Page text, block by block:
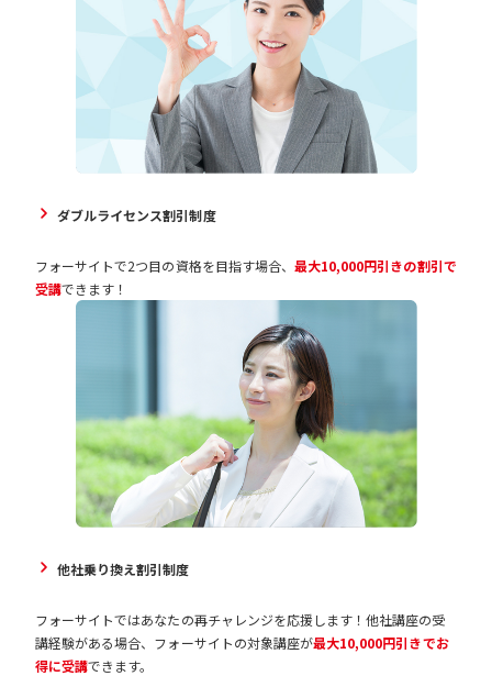
ダブルライセンス割引制度
フォーサイトで2つ目の資格を目指す場合、 最大10,000円引きの割引で
受講できます！
他社乗り換え割引制度
フォーサイトではあなたの再チャレンジを応援します！他社講座の受
講経験がある場合、フォーサイトの対象講座が最大10,000円引きでお
得に受講できます。